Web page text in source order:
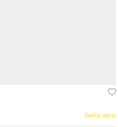
Выбор цвета